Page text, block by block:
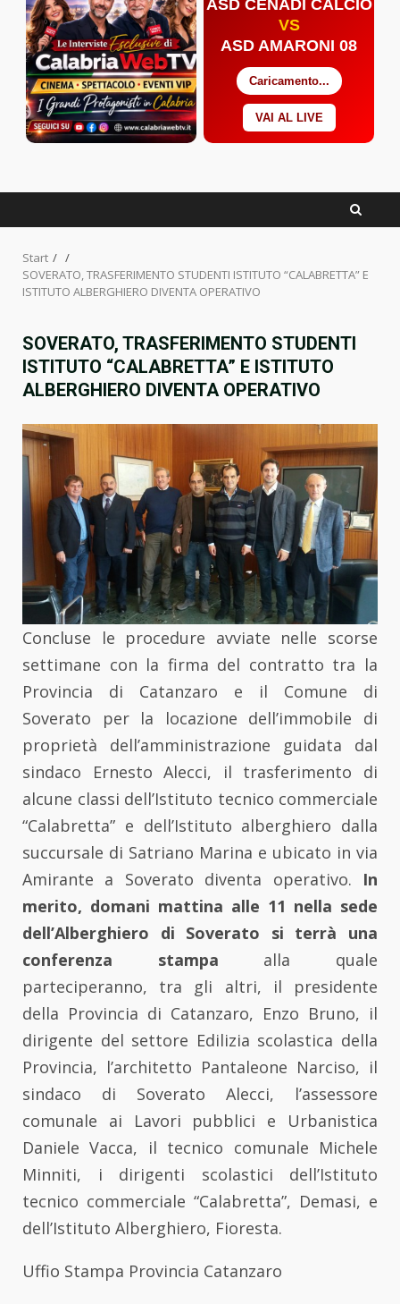
ASD CENADI CALCIO
VS
ASD AMARONI 08
Caricamento...
VAI AL LIVE
Start
SOVERATO, TRASFERIMENTO STUDENTI ISTITUTO “CALABRETTA” E
ISTITUTO ALBERGHIERO DIVENTA OPERATIVO
SOVERATO, TRASFERIMENTO STUDENTI
ISTITUTO “CALABRETTA” E ISTITUTO
ALBERGHIERO DIVENTA OPERATIVO
Concluse le procedure avviate nelle scorse
settimane con la firma del contratto tra la
Provincia di Catanzaro e il Comune di
Soverato per la locazione dell’immobile di
proprietà dell’amministrazione guidata dal
sindaco Ernesto Alecci, il trasferimento di
alcune classi dell’Istituto tecnico commerciale
“Calabretta” e dell’Istituto alberghiero dalla
succursale di Satriano Marina e ubicato in via
Amirante a Soverato diventa operativo. In
merito, domani mattina alle 11 nella sede
dell’Alberghiero di Soverato si terrà una
conferenza stampa alla quale
parteciperanno, tra gli altri, il presidente
della Provincia di Catanzaro, Enzo Bruno, il
dirigente del settore Edilizia scolastica della
Provincia, l’architetto Pantaleone Narciso, il
sindaco di Soverato Alecci, l’assessore
comunale ai Lavori pubblici e Urbanistica
Daniele Vacca, il tecnico comunale Michele
Minniti, i dirigenti scolastici dell’Istituto
tecnico commerciale “Calabretta”, Demasi, e
dell’Istituto Alberghiero, Fioresta.
Uffio Stampa Provincia Catanzaro